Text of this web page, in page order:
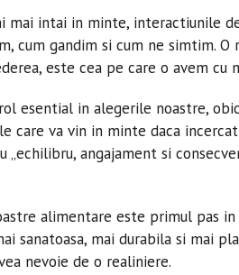
mai intai in minte, interactiunile
cum gandim si cum ne simtim. O
este cea pe care o avem cu
esential in alegerile noastre,
care va vin in minte daca
angajament si
alimentare este primul pas
sanatoasa, mai durabila si mai
nevoie de o realiniere.